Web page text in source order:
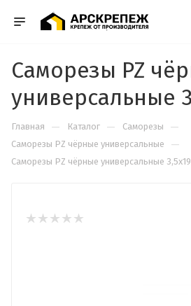
Саморезы PZ
универсальные
Главная — Каталог — Саморезы —
Cаморезы PZ чёрные универсальные —
Саморезы PZ чёрные универсальные 3,5х19